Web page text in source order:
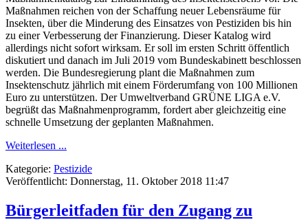
Maßnahmen reichen von der Schaffung neuer Lebensräume für
Insekten, über die Minderung des Einsatzes von Pestiziden bis hin
zu einer Verbesserung der Finanzierung. Dieser Katalog wird
allerdings nicht sofort wirksam. Er soll im ersten Schritt öffentlich
diskutiert und danach im Juli 2019 vom Bundeskabinett beschlossen
werden. Die Bundesregierung plant die Maßnahmen zum
Insektenschutz jährlich mit einem Förderumfang von 100 Millionen
Euro zu unterstützen. Der Umweltverband GRÜNE LIGA e.V.
begrüßt das Maßnahmenprogramm, fordert aber gleichzeitig eine
schnelle Umsetzung der geplanten Maßnahmen.
Weiterlesen ...
Kategorie: Pestizide
Veröffentlicht: Donnerstag, 11. Oktober 2018 11:47
Bürgerleitfaden für den Zugang zu